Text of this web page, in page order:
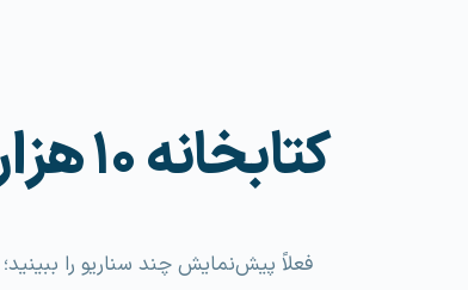
کتابخانه ۱۰ هزار فلو — به‌زودی
فعلاً پیش‌نمایش چند سناریو را